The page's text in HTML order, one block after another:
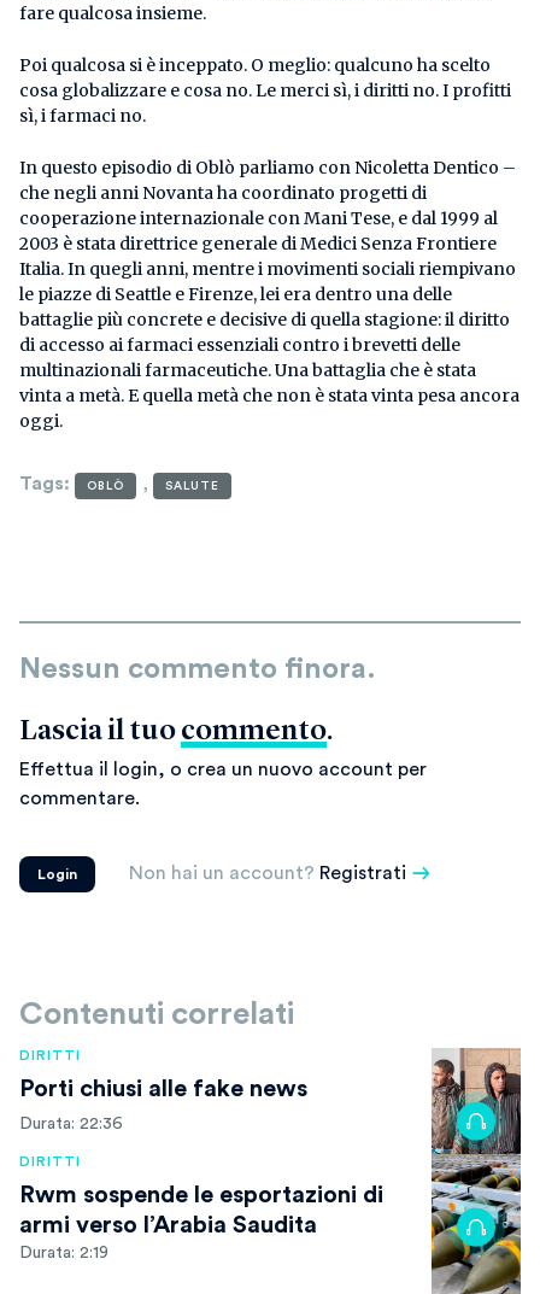
fare qualcosa insieme.
Poi qualcosa si è inceppato. O meglio: qualcuno ha scelto
cosa globalizzare e cosa no. Le merci sì, i diritti no. I profitti
sì, i farmaci no.
In questo episodio di Oblò parliamo con Nicoletta Dentico –
che negli anni Novanta ha coordinato progetti di
cooperazione internazionale con Mani Tese, e dal 1999 al
2003 è stata direttrice generale di Medici Senza Frontiere
Italia. In quegli anni, mentre i movimenti sociali riempivano
le piazze di Seattle e Firenze, lei era dentro una delle
battaglie più concrete e decisive di quella stagione: il diritto
di accesso ai farmaci essenziali contro i brevetti delle
multinazionali farmaceutiche. Una battaglia che è stata
vinta a metà. E quella metà che non è stata vinta pesa ancora
oggi.
Tags: OBLÒ , SALUTE
Nessun commento finora.
Lascia il tuo commento.
Effettua il login, o crea un nuovo account per
commentare.
Login Non hai un account? Registrati
Contenuti correlati
DIRITTI
Porti chiusi alle fake news
Durata: 22:36
DIRITTI
Rwm sospende le esportazioni di
armi verso l’Arabia Saudita
Durata: 2:19